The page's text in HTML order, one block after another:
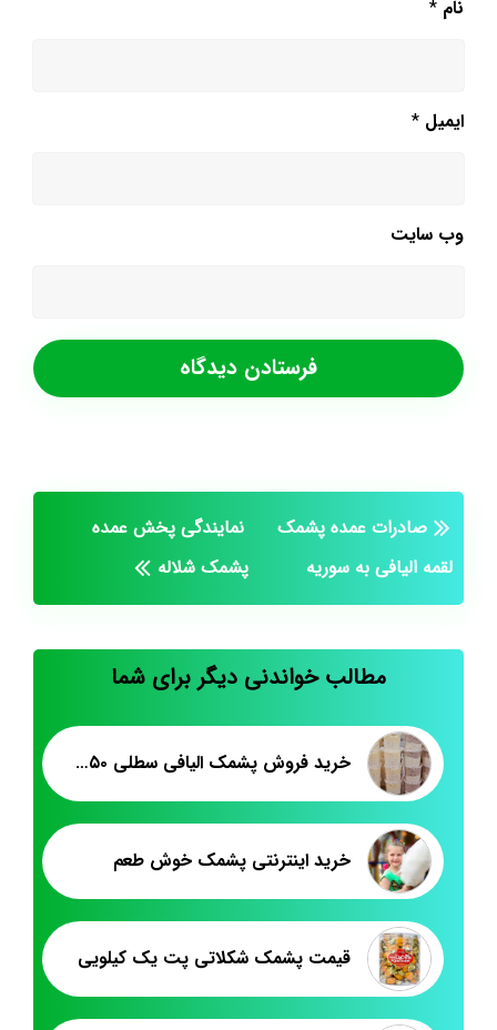
نام *
ایمیل *
وب‌ سایت
صادرات عمده پشمک
لقمه الیافی به سوریه
نمایندگی پخش عمده
پشمک شلاله
مطالب خواندنی دیگر برای شما
خرید فروش پشمک الیافی سطلی ۳۵۰ گرمی
خرید اینترنتی پشمک خوش طعم
قیمت پشمک شکلاتی پت یک کیلویی